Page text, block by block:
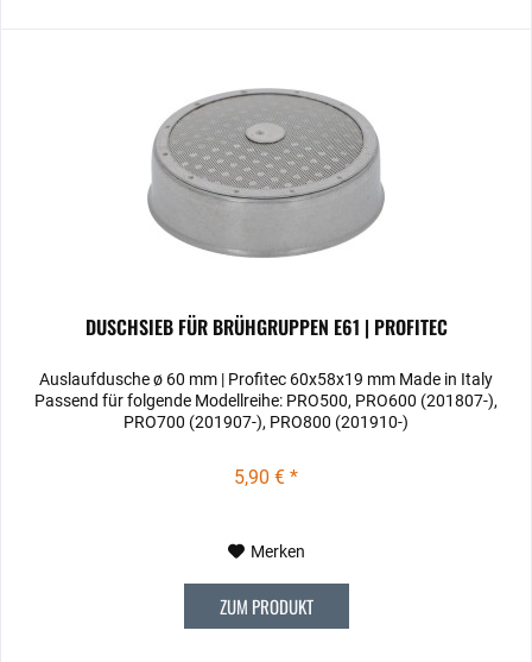
DUSCHSIEB FÜR BRÜHGRUPPEN E61 | PROFITEC
Auslaufdusche ø 60 mm | Profitec 60x58x19 mm Made in Italy
Passend für folgende Modellreihe: PRO500, PRO600 (201807-),
PRO700 (201907-), PRO800 (201910-)
5,90 € *
Merken
ZUM PRODUKT